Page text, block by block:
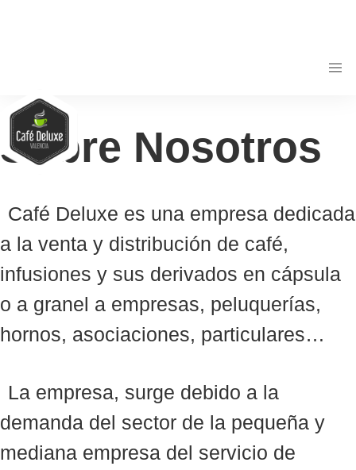
Sobre Nosotros
Café Deluxe es una empresa dedicada
a la venta y distribución de café,
infusiones y sus derivados en cápsula
o a granel a empresas, peluquerías,
hornos, asociaciones, particulares…
La empresa, surge debido a la
demanda del sector de la pequeña y
mediana empresa del servicio de